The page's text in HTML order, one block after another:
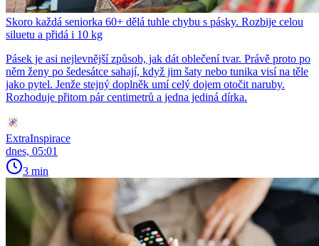
Skoro každá seniorka 60+ dělá tuhle chybu s pásky. Rozbije celou
siluetu a přidá i 10 kg
Pásek je asi nejlevnější způsob, jak dát oblečení tvar. Právě proto po
něm ženy po šedesátce sahají, když jim šaty nebo tunika visí na těle
jako pytel. Jenže stejný doplněk umí celý dojem otočit naruby.
Rozhoduje přitom pár centimetrů a jedna jediná dírka.
ExtraInspirace
dnes, 05:01
3 min